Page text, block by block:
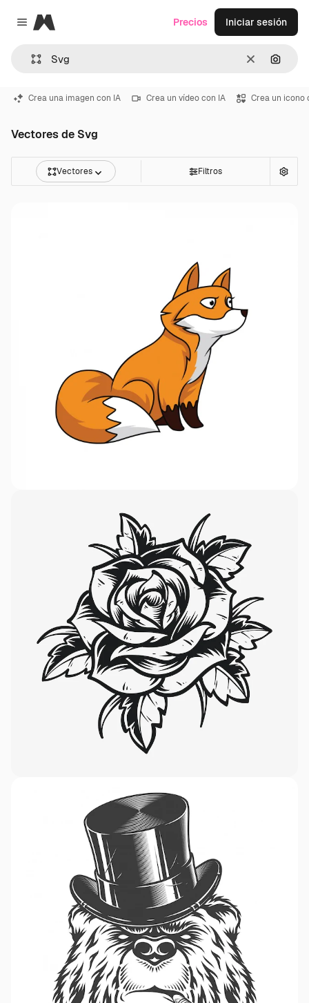
Close menu
Magnific
Borrar
Precios Iniciar sesión
Crea una imagen con IA Crea un vídeo con IA Crea un icono
Vectores de Svg
Vectores Filtros